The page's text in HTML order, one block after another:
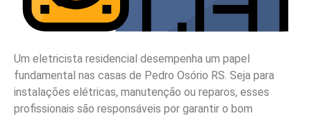
Um eletricista residencial desempenha um papel
fundamental nas casas de Pedro Osório RS. Seja para
instalações elétricas, manutenção ou reparos, esses
profissionais são responsáveis por garantir o bom